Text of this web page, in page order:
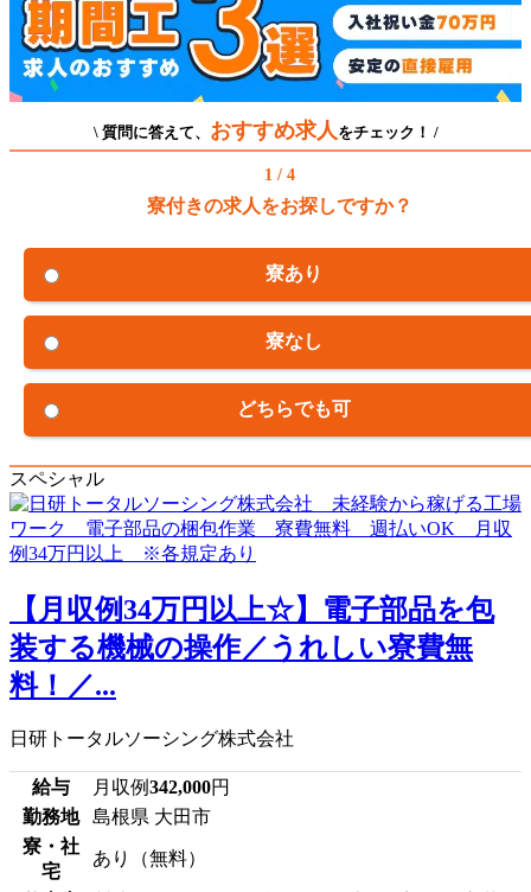
\ 質問に答えて、 おすすめ求人 をチェック！ /
1 / 4
寮付きの求人をお探しですか？
寮あり
寮なし
どちらでも可
スペシャル
【月収例34万円以上☆】電子部品を包
装する機械の操作／うれしい寮費無
料！／...
日研トータルソーシング株式会社
給与 月収例342,000円
勤務地
島根県 大田市
寮・社
宅
あり（無料）